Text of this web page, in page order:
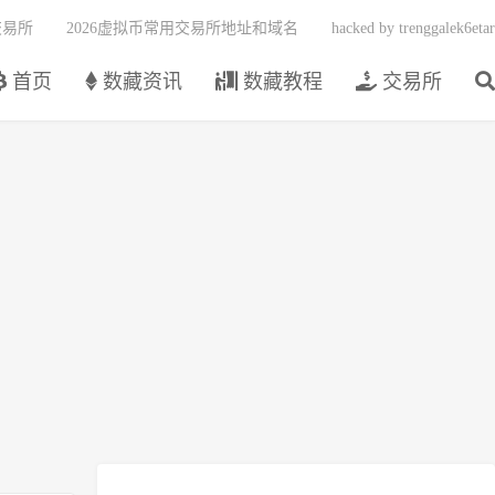
首页 数藏资讯 数藏教程 交易所
所 2026虚拟币常用交易所地址和域名 hacked by trenggalek6etar